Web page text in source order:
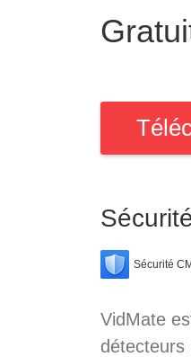
Sécurité
VidMate
détecteurs